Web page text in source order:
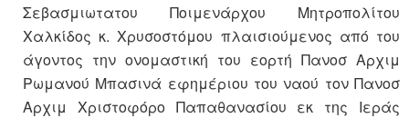
Σεβασμιωτατου Ποιμενάρχου Μητροπολίτου
Χαλκίδος κ. Χρυσοστόμου πλαισιούμενος από του
άγοντος την ονομαστική του εορτή Πανοσ Αρχιμ
Ρωμανού Μπασινά εφημέριου του ναού τον Πανοσ
Αρχιμ Χριστοφόρο Παπαθανασίου εκ της Ιεράς